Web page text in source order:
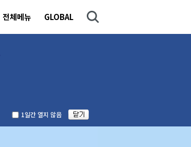
전체메뉴 GLOBAL
1일간 열지 않음